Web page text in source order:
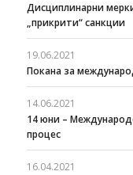
Дисциплинарни
„прикрити“ санкции
19.06.2021
Покана за
14.06.2021
14 юни –
процес
16.04.2021